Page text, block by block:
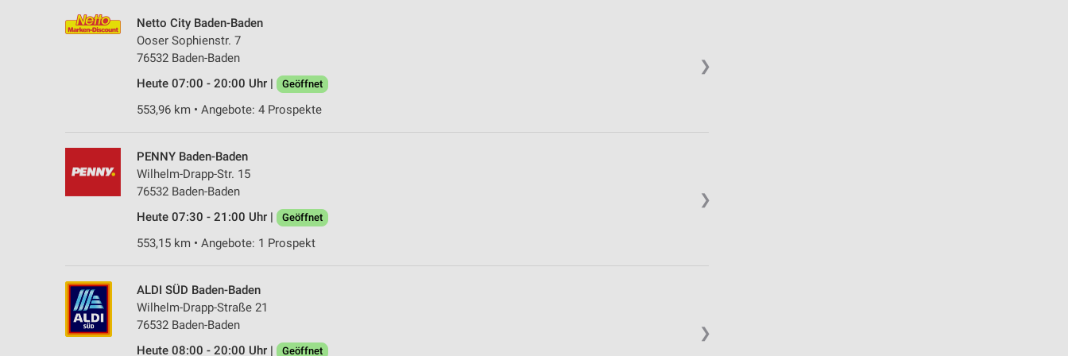
❯
Netto City Baden-Baden
Ooser Sophienstr. 7
76532 Baden-Baden
Heute 07:00 - 20:00 Uhr |
Geöffnet
553,96 km • Angebote: 4 Prospekte
❯
PENNY Baden-Baden
Wilhelm-Drapp-Str. 15
76532 Baden-Baden
Heute 07:30 - 21:00 Uhr |
Geöffnet
553,15 km • Angebote: 1 Prospekt
❯
ALDI SÜD Baden-Baden
Wilhelm-Drapp-Straße 21
76532 Baden-Baden
Heute 08:00 - 20:00 Uhr |
Geöffnet